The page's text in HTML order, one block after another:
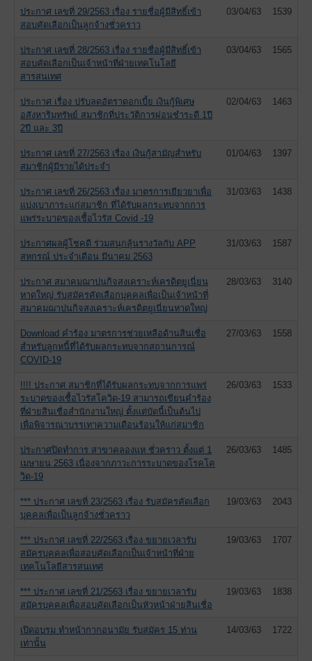
ประกาศ เลขที่ 29/2563 เรื่อง รายชื่อผู้มีสิทธิ์เข้า
สอบคัดเลือกเป็นลูกจ้างชั่วคราว
03/04/63 1539
ประกาศ เลขที่ 28/2563 เรื่อง รายชื่อผู้มีสิทธิ์เข้า
สอบคัดเลือกเป็นเจ้าหน้าที่ฝ่ายเทคโนโลยี
สารสนเทศ
03/04/63 1565
ประกาศ เรื่อง ปรับลดอัตราดอกเบี้ย เงินกู้พิเศษ
อสังหาริมทรัพย์ สมาชิกที่ประวัติการผ่อนชำระดี 1ปี
2ปี และ 3ปี
02/04/63 1463
ประกาศ เลขที่ 27/2563 เรื่อง เงินกู้สามัญสำหรับ
สมาชิกผู้มีรายได้ประจำ
01/04/63 1397
ประกาศ เลขที่ 26/2563 เรื่อง มาตรการเยียวยาเพื่อ
แบ่งเบาภาระแก่สมาชิก ที่ได้รับผลกระทบจากการ
แพร่ระบาดของเชื้อไวรัส Covid -19
31/03/63 1438
ประกาศผลผู้โชคดี ร่วมสนุกลุ้นรางวัลกับ APP
สหกรณ์ ประจำเดือน มีนาคม 2563
31/03/63 1587
ประกาศ สมาคมฌาปนกิจสงเคราะห์เครดิตยูเนี่ยน
หาดใหญ่ รับสมัครคัดเลือกบุคคลเพื่อเป็นเจ้าหน้าที่
สมาคมฌาปนกิจสงเคราะห์เครดิตยูเนี่ยนหาดใหญ่
28/03/63 3140
Download คำร้อง มาตรการช่วยเหลือด้านสินเชื่อ
สำหรับลูกหนี้ที่ได้รับผลกระทบจากสถานการณ์
COVID-19
27/03/63 1558
!!!! ประกาศ สมาชิกที่ได้รับผลกระทบจากการแพร่
ระบาดของเชื้อไวรัสโควิด-19 สามารถเขียนคำร้อง
ที่ฝ่ายสินเชื่อสำนักงานใหญ่ ตั้งแต่บัดนี้เป็นต้นไป
เพื่อพิจารณาบรรเทาความเดือนร้อนให้แก่สมาชิก
26/03/63 1533
ประกาศปิดทำการ สาขาคลองแห ชั่วคราว ตั้งแต่ 1
เมษายน 2563 เนื่องจากภาวะการระบาดของโรคโค
วิด-19
26/03/63 1485
*** ประกาศ เลขที่ 23/2563 เรื่อง รับสมัครคัดเลือก
บุคคลเพื่อเป็นลูกจ้างชั่วคราว
19/03/63 2043
*** ประกาศ เลขที่ 22/2563 เรื่อง ขยายเวลารับ
สมัครบุคคลเพื่อสอบคัดเลือกเป็นเจ้าหน้าที่ฝ่าย
เทคโนโลยีสารสนเทศ
19/03/63 1707
*** ประกาศ เลขที่ 21/2563 เรื่อง ขยายเวลารับ
สมัครบุคคลเพื่อสอบคัดเลือกเป็นหัวหน้าฝ่ายสินเชื่อ
19/03/63 1838
เปิดอบรม ทำหน้ากากอนามัย รับสมัคร 15 ท่าน
เท่านั้น
14/03/63 1722